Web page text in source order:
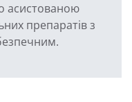
асистованою
препаратів з